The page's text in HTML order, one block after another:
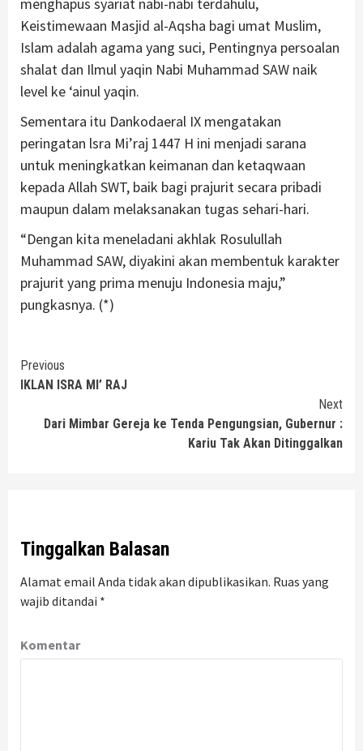
menghapus syariat nabi-nabi terdahulu,
Keistimewaan Masjid al-Aqsha bagi umat Muslim,
Islam adalah agama yang suci, Pentingnya persoalan
shalat dan Ilmul yaqin Nabi Muhammad SAW naik
level ke ‘ainul yaqin.
Sementara itu Dankodaeral IX mengatakan
peringatan lsra Mi’raj 1447 H ini menjadi sarana
untuk meningkatkan keimanan dan ketaqwaan
kepada Allah SWT, baik bagi prajurit secara pribadi
maupun dalam melaksanakan tugas sehari-hari.
“Dengan kita meneladani akhlak Rosulullah
Muhammad SAW, diyakini akan membentuk karakter
prajurit yang prima menuju Indonesia maju,”
pungkasnya. (*)
Continue
Reading
Previous
IKLAN ISRA MI’ RAJ
Next
Dari Mimbar Gereja ke Tenda Pengungsian, Gubernur :
Kariu Tak Akan Ditinggalkan
Tinggalkan Balasan
Alamat email Anda tidak akan dipublikasikan. Ruas yang
wajib ditandai *
Komentar